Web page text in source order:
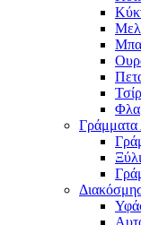
Γράμματα